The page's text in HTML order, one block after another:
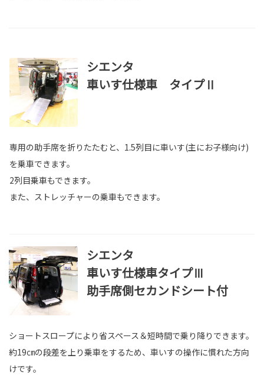
シエンタ
車いす仕様車 タイプⅡ
専用の助手席を折りたたむと、1.5列目に車いす(主にお子様向け)
を乗車できます。
2列目乗車もできます。
また、ストレッチャーの乗車もできます。
シエンタ
車いす仕様車タイプⅢ
助手席側セカンドシート付
ショートスロープにより省スペース＆短時間で乗り降りできます。
約19㎝の段差を上り乗車をするため、車いすの操作に慣れた方向
けです。